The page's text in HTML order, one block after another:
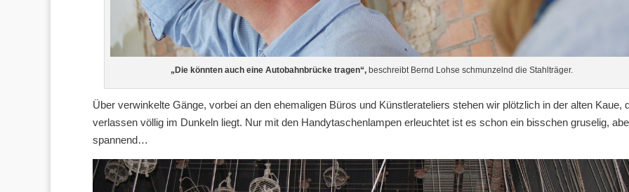
„Die könnten auch eine Autobahnbrücke tragen“, beschreibt Bernd Lohse schmunzelnd die Stahlträger.
Über verwinkelte Gänge, vorbei an den ehemaligen Büros und Künstlerateliers stehen wir plötzlich in der alten Kaue,
verlassen völlig im Dunkeln liegt. Nur mit den Handytaschenlampen erleuchtet ist es schon ein bisschen gruselig,
spannend…